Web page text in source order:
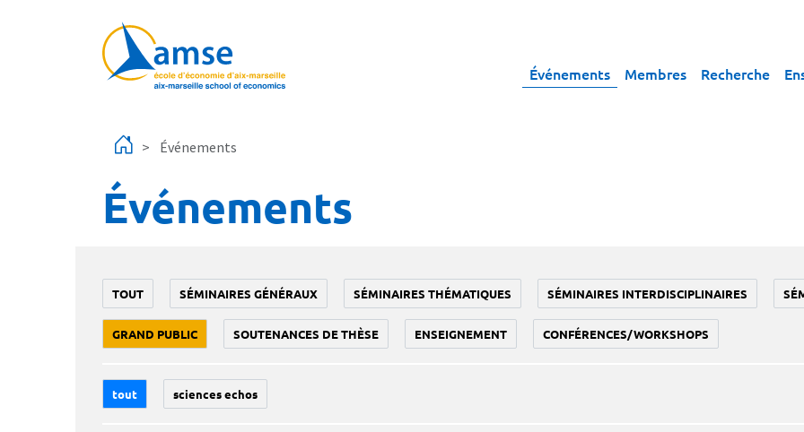
Événements Membres Recherche
Événements
Événements
TOUT SÉMINAIRES GÉNÉRAUX SÉMINAIRES THÉMATIQUES SÉMINAIRES INTERDISCIPLINAIRES
GRAND PUBLIC SOUTENANCES DE THÈSE ENSEIGNEMENT CONFÉRENCES/WORKSHOPS
tout sciences echos